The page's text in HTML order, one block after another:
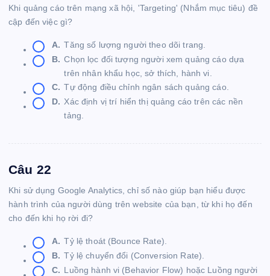
Khi quảng cáo trên mạng xã hội, 'Targeting' (Nhắm mục tiêu) đề
cập đến việc gì?
A. Tăng số lượng người theo dõi trang.
B. Chọn lọc đối tượng người xem quảng cáo dựa
trên nhân khẩu học, sở thích, hành vi.
C. Tự động điều chỉnh ngân sách quảng cáo.
D. Xác định vị trí hiển thị quảng cáo trên các nền
tảng.
Câu 22
Khi sử dụng Google Analytics, chỉ số nào giúp bạn hiểu được
hành trình của người dùng trên website của bạn, từ khi họ đến
cho đến khi họ rời đi?
A. Tỷ lệ thoát (Bounce Rate).
B. Tỷ lệ chuyển đổi (Conversion Rate).
C. Luồng hành vi (Behavior Flow) hoặc Luồng người